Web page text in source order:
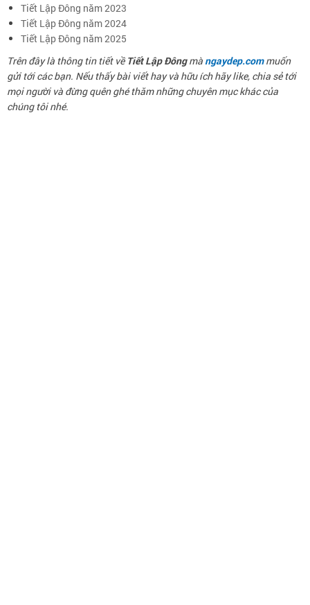
Tiết Lập Đông năm 2023
Tiết Lập Đông năm 2024
Tiết Lập Đông năm 2025
Trên đây là thông tin tiết vềTiết Lập Đôngmà ngaydep.commuốn
gửi tới các bạn. Nếu thấy bài viết hay và hữu ích hãy like, chia sẻ tới
mọi người và đừng quên ghé thăm những chuyên mục khác của
chúng tôi nhé.